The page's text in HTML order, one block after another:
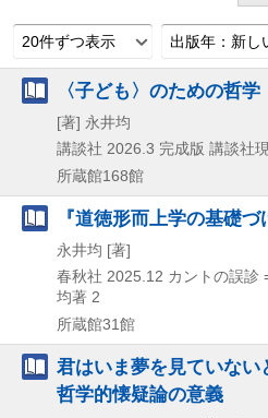
20件ずつ表示 出版年：新し
〈子ども〉のための哲学
[著] 永井均
講談社 2026.3 完成版 講談社
所蔵館168館
『道徳形而上学の基礎
永井均 [著]
春秋社 2025.12 カントの誤診
均著 2
所蔵館31館
君はいま夢を見ていな
哲学的懐疑論の意義